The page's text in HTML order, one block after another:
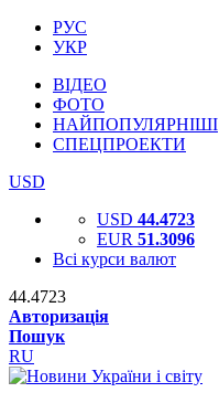
РУС
УКР
ВІДЕО
ФОТО
НАЙПОПУЛЯРНІШІ
СПЕЦПРОЕКТИ
USD
USD 44.4723
EUR 51.3096
Всі курси валют
44.4723
Авторизація
Пошук
RU